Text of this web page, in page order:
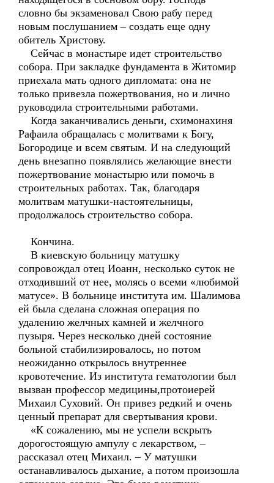
словно бы экзаменовал Свою рабу перед
новым послушанием – создать еще одну
обитель Христову.
Сейчас в монастыре идет строительство
собора. При закладке фундамента в Житомир
приехала мать одного дипломата: она не
только привезла пожертвования, но и лично
руководила строительными работами.
Когда заканчивались деньги, схимонахиня
Рафаила обращалась с молитвами к Богу,
Богородице и всем святым. И на следующий
день внезапно появлялись желающие внести
пожертвование монастырю или помочь в
строительных работах. Так, благодаря
молитвам матушки-настоятельницы,
продолжалось строительство собора.
Кончина.
В киевскую больницу матушку
сопровождал отец Иоанн, несколько суток не
отходивший от нее, молясь о всеми «любимой
матусе». В больнице института им. Шалимова
ей была сделана сложная операция по
удалению желчных камней и желчного
пузыря. Через несколько дней состояние
больной стабилизировалось, но потом
неожиданно открылось внутреннее
кровотечение. Из института гематологии был
вызван профессор медицины,протоиерей
Михаил Суховий. Он привез редкий и очень
ценный препарат для свертывания крови.
«К сожалению, мы не успели вскрыть
дорогостоящую ампулу с лекарством, –
рассказал отец Михаил. – У матушки
останавливалось дыхание, а потом произошла